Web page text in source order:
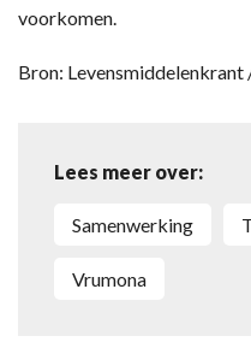
voorkomen.
Bron: Levensmiddelenkrant
Lees meer over:
Samenwerking
Vrumona